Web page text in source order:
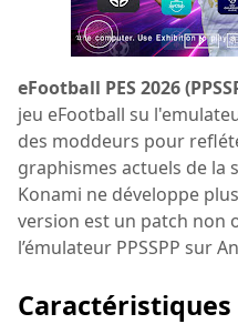
eFootball PES 2026
jeu eFootball su
des moddeurs pour
graphismes actuels de la
Konami ne développe
version est un patch non
l’émulateur PPSSPP sur